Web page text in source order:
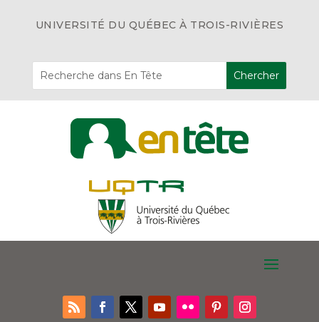
UNIVERSITÉ DU QUÉBEC À TROIS-RIVIÈRES